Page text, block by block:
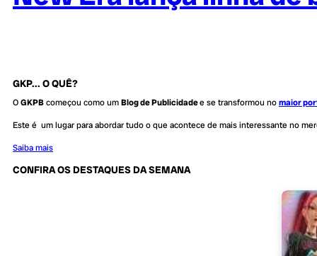
GKP... O QUÊ?
OGKPBcomeçou como umBlog de Publicidadee se transformou nomaior
Este é um lugar para abordar tudo o que acontece de mais interessante no
Saiba mais
CONFIRA OS DESTAQUES DA SEMANA